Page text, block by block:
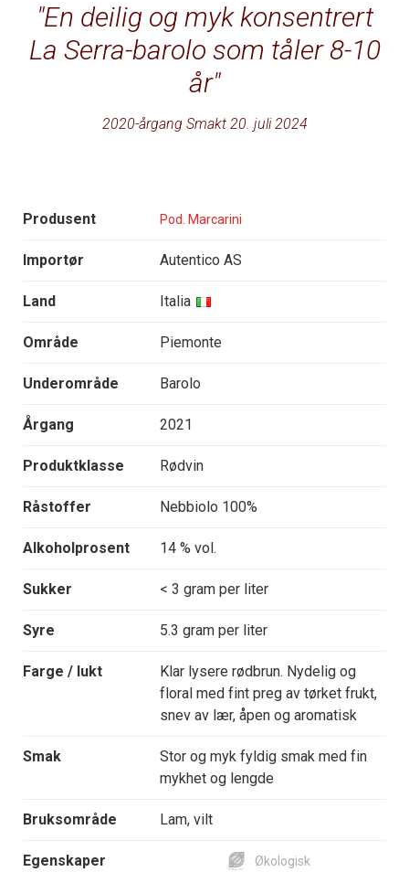
En deilig og myk konsentrert
La Serra-barolo som tåler 8-10
år
2020-årgang Smakt 20. juli 2024
Produsent Pod. Marcarini
Importør Autentico AS
Land Italia
Område Piemonte
Underområde Barolo
Årgang 2021
Produktklasse Rødvin
Råstoffer Nebbiolo 100%
Alkoholprosent 14 % vol.
Sukker < 3 gram per liter
Syre 5.3 gram per liter
Farge / lukt
Klar lysere rødbrun. Nydelig og
floral med fint preg av tørket frukt,
snev av lær, åpen og aromatisk
Smak
Stor og myk fyldig smak med fin
mykhet og lengde
Bruksområde Lam, vilt
Egenskaper Økologisk